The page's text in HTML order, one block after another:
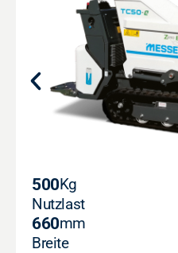
500Kg
Nutzlast
660mm
Breite